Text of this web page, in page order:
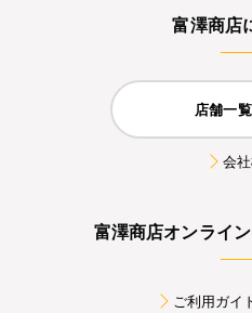
富澤商店
店舗一覧
会
富澤商店オンライ
ご利用ガイ